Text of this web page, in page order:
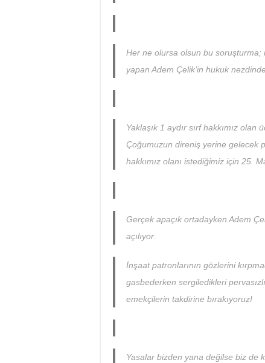
Her ne olursa olsun bu soruşturma;
yapan Adem Çelik’in hukuk
Yaklaşık 1 aydır sırf hakkımız
Çoğumuzun direniş yerine gelecek
hakkımız olanı istediğimiz için 25.
Gerçek apaçık ortadayken Adem
açılıyor.
İnşaat patronlarının gözlerini
gasbederken sergiledikleri
emekçilerin takdirine bırakıyoruz!
Yasalar bizden yana değilse biz de